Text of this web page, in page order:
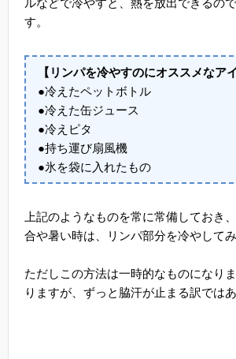
ルなどで冷やすと、熱を放出できるの
す。
【リンパを冷やすのにオススメなア
●冷えたペットボトル
●冷えた缶ジュース
●冷えピタ
●持ち運び扇風機
●氷を袋に入れたもの
上記のようなものを常に常備しておき
合や暑い時は、リンパ部分を冷やしてみ
ただしこの方法は一時的なものになり
りますが、ずっと脇汗が止まる訳ではあ